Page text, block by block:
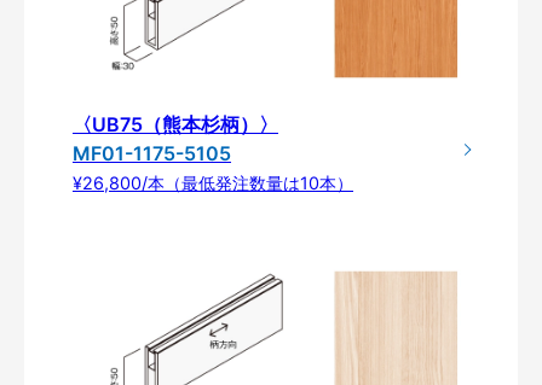
〈UB75（熊本杉柄）〉
MF01-1175-5105
¥26,800/本（最低発注数量は10本）